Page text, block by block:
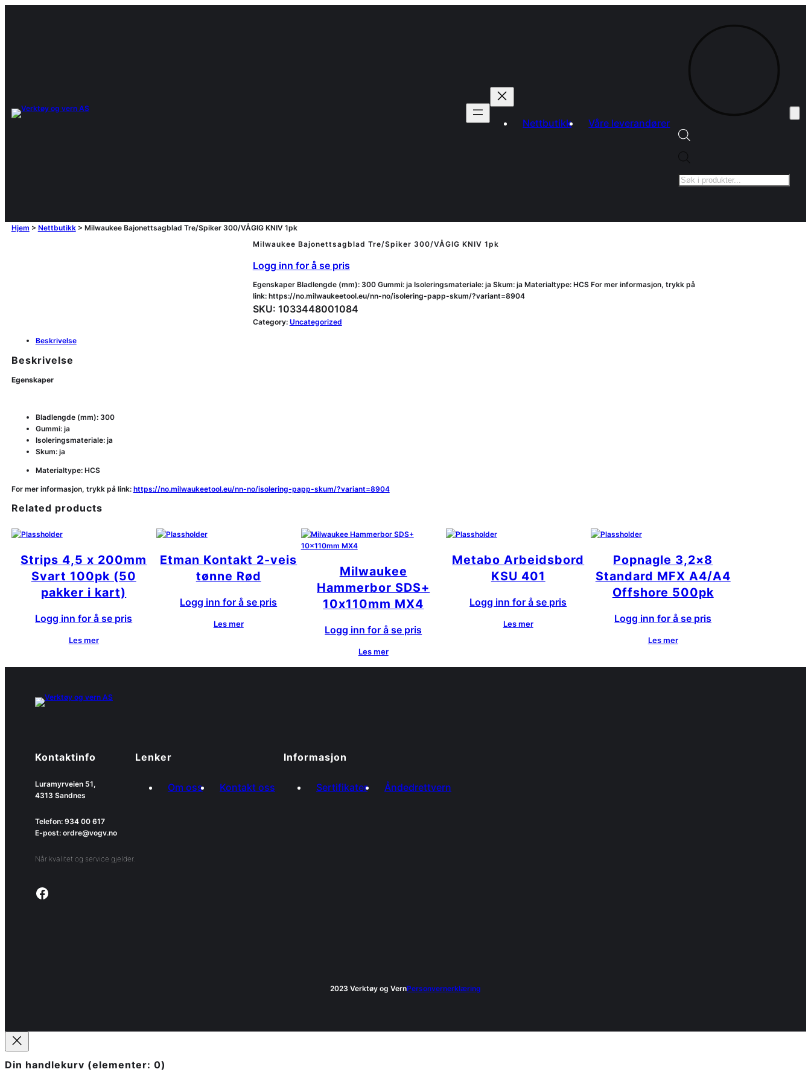
Nettbutikk Våre leverandører
Products
Hjem > Nettbutikk> Milwaukee Bajonettsagblad Tre/Spiker 300/VÅGIG KNIV 1pk
Milwaukee Bajonettsagblad Tre/Spiker 300/VÅGIG KNIV 1pk
Logg inn for å se pris
Egenskaper Bladlengde (mm): 300 Gummi: ja Isoleringsmateriale: ja Skum: ja Materialtype: HCS For mer informasjon, trykk på
link: https://no.milwaukeetool.eu/nn-no/isolering-papp-skum/?variant=8904
SKU: 1033448001084
Category: Uncategorized
Beskrivelse
Beskrivelse
Egenskaper
Bladlengde (mm): 300
Gummi: ja
Isoleringsmateriale: ja
Skum: ja
Materialtype: HCS
For mer informasjon, trykk på link: https://no.milwaukeetool.eu/nn-no/isolering-papp-skum/?variant=8904
Related products
Strips 4,5 x 200mm
Svart 100pk (50
pakker i kart)
Logg inn for å se pris
Les mer
Etman Kontakt 2-veis
tønne Rød
Logg inn for å se pris
Les mer
Milwaukee
Hammerbor SDS+
10x110mm MX4
Logg inn for å se pris
Les mer
Metabo Arbeidsbord
KSU 401
Logg inn for å se pris
Les mer
Popnagle 3,2×8
Standard MFX A4/A4
Offshore 500pk
Logg inn for å se pris
Les mer
Kontaktinfo
Luramyrveien 51,
4313 Sandnes
Telefon: 934 00 617
E-post: ordre@vogv.no
Når kvalitet og service gjelder.
Link to facebook page
Lenker
Om oss Kontakt oss
Informasjon
Sertifikater Åndedrettvern
2023 Verktøy og VernPersonvernerklæring
Din handlekurv (elementer: 0)